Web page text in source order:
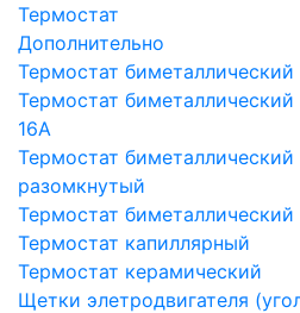
Термостат
Дополнительно
Термостат
Термостат
16A
Термостат
разомкнутый
Термостат
Термостат капиллярный
Термостат керамический
Щетки элетродвигателя